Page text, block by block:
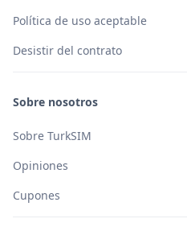
Política de uso aceptable
Desistir del contrato
Sobre nosotros
Sobre TurkSIM
Opiniones
Cupones